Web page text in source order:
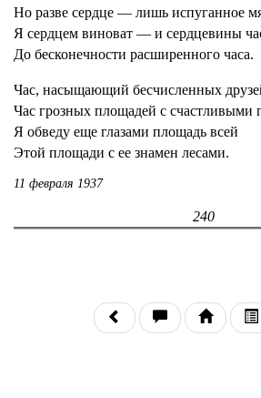
Но разве сердце — лишь испуганное
Я сердцем виноват — и сердцевины
До бесконечности расширенного часа.
Час, насыщающий бесчисленных
Час грозных площадей с счастливыми
Я обведу еще глазами площадь всей
Этой площади с ее знамен лесами.
11 февраля 1937
240